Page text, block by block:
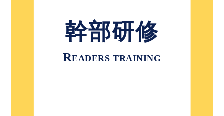
幹部研修
READERS TRAINING